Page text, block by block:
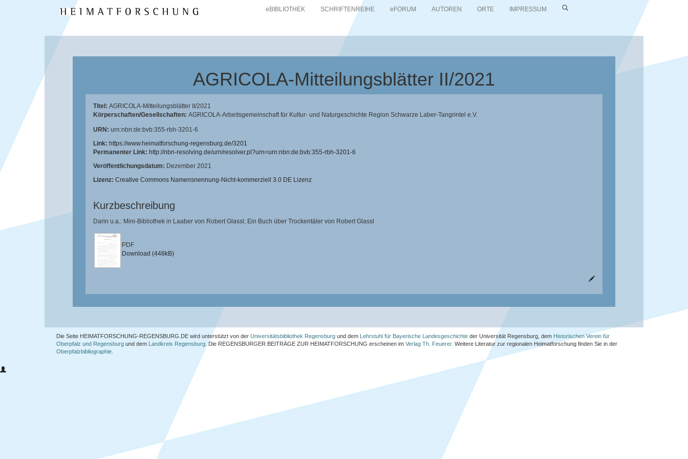
eBIBLIOTHEK SCHRIFTENREIHE eFORUM AUTOREN ORTE IMPRESSUM
AGRICOLA-Mitteilungsblätter II/2021
Titel: AGRICOLA-Mitteilungsblätter II/2021
Körperschaften/Gesellschaften: AGRICOLA-Arbeitsgemeinschaft für Kultur- und Naturgeschichte Region Schwarze Laber-Tangrintel e.V.
URN: urn:nbn:de:bvb:355-rbh-3201-6
Link: https://www.heimatforschung-regensburg.de/3201
Permanenter Link: http://nbn-resolving.de/urn/resolver.pl?urn=urn:nbn:de:bvb:355-rbh-3201-6
Veröffentlichungsdatum: Dezember 2021
Lizenz: Creative Commons Namensnennung-Nicht-kommerziell 3.0 DE Lizenz
Kurzbeschreibung
Darin u.a.: Mini-Bibliothek in Laaber von Robert Glassl; Ein Buch über Trockentäler von Robert Glassl
PDF
Download (448kB)
Die Seite HEIMATFORSCHUNG-REGENSBURG.DE wird unterstützt von der Universitätsbibliothek Regensburg und dem Lehrstuhl für Bayerische Landesgeschichte der Universität Regensburg, dem Historischen Verein für
Oberpfalz und Regensburg und dem Landkreis Regensburg . Die REGENSBURGER BEITRÄGE ZUR HEIMATFORSCHUNG erscheinen im Verlag Th. Feuerer. Weitere Literatur zur regionalen Heimatforschung finden Sie in der
Oberpfalzbibliographie